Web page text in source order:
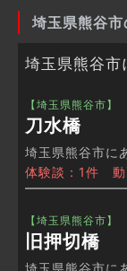
埼玉県熊谷
埼玉県熊谷市
【埼玉県熊谷市】
刀水橋
埼玉県熊谷市に
体験談：1件 動
【埼玉県熊谷市】
旧押切橋